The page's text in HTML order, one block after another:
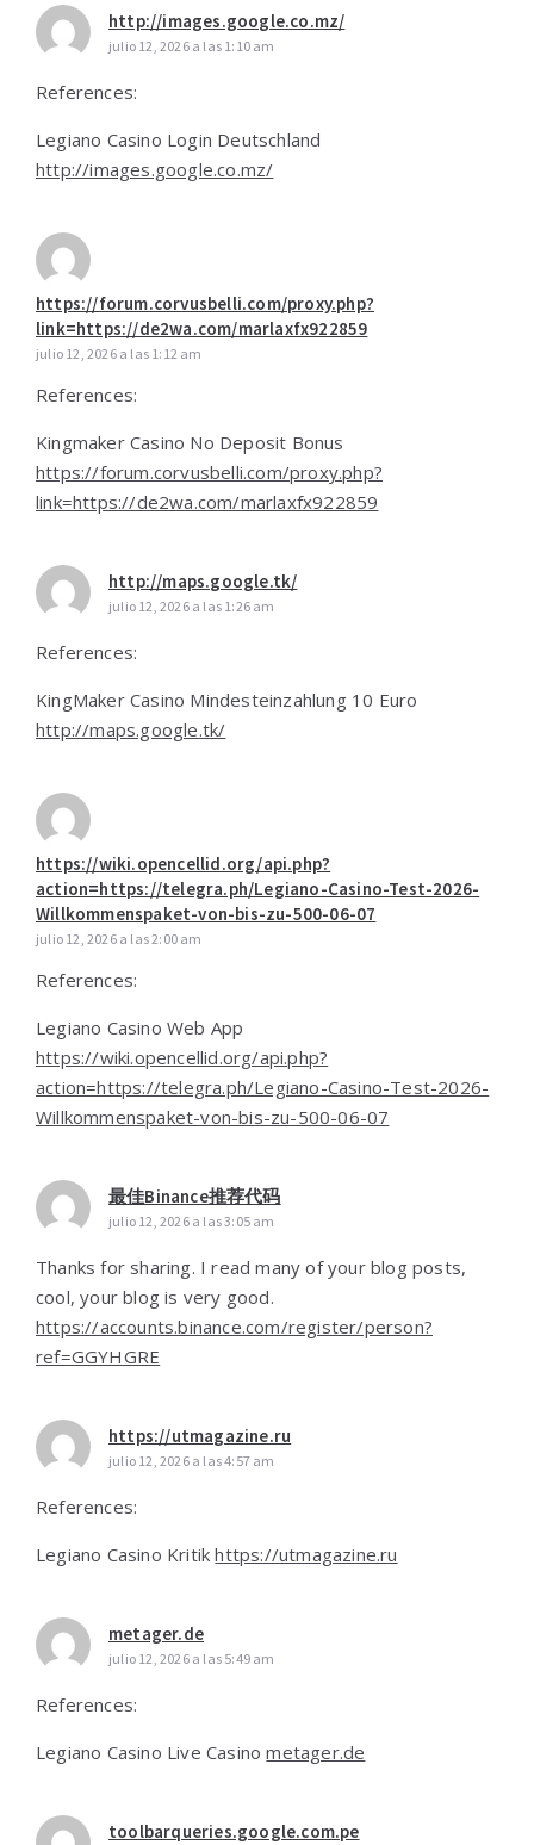
http://images.google.co.mz/
julio 12, 2026 a las 1:10 am
References:
Legiano Casino Login Deutschland
http://images.google.co.mz/
https://forum.corvusbelli.com/proxy.php?
link=https://de2wa.com/marlaxfx922859
julio 12, 2026 a las 1:12 am
References:
Kingmaker Casino No Deposit Bonus
https://forum.corvusbelli.com/proxy.php?
link=https://de2wa.com/marlaxfx922859
http://maps.google.tk/
julio 12, 2026 a las 1:26 am
References:
KingMaker Casino Mindesteinzahlung 10 Euro
http://maps.google.tk/
https://wiki.opencellid.org/api.php?
action=https://telegra.ph/Legiano-Casino-Test-2026-
Willkommenspaket-von-bis-zu-500-06-07
julio 12, 2026 a las 2:00 am
References:
Legiano Casino Web App
https://wiki.opencellid.org/api.php?
action=https://telegra.ph/Legiano-Casino-Test-2026-
Willkommenspaket-von-bis-zu-500-06-07
最佳Binance推荐代码
julio 12, 2026 a las 3:05 am
Thanks for sharing. I read many of your blog posts,
cool, your blog is very good.
https://accounts.binance.com/register/person?
ref=GGYHGRE
https://utmagazine.ru
julio 12, 2026 a las 4:57 am
References:
Legiano Casino Kritikhttps://utmagazine.ru
metager.de
julio 12, 2026 a las 5:49 am
References:
Legiano Casino Live Casinometager.de
toolbarqueries.google.com.pe